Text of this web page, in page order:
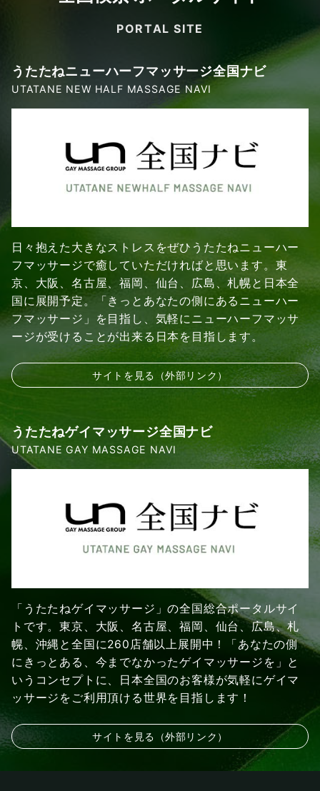
PORTAL SITE
うたたねニューハーフマッサージ全国ナビ
UTATANE NEW HALF MASSAGE NAVI
日々抱えた大きなストレスをぜひうたたねニューハー
フマッサージで癒していただければと思います。東
京、大阪、名古屋、福岡、仙台、広島、札幌と日本全
国に展開予定。「きっとあなたの側にあるニューハー
フマッサージ」を目指し、気軽にニューハーフマッサ
ージが受けることが出来る日本を目指します。
サイトを見る（外部リンク）
うたたねゲイマッサージ全国ナビ
UTATANE GAY MASSAGE NAVI
「うたたねゲイマッサージ」の全国総合ポータルサイ
トです。東京、大阪、名古屋、福岡、仙台、広島、札
幌、沖縄と全国に260店舗以上展開中！「あなたの側
にきっとある、今までなかったゲイマッサージを」と
いうコンセプトに、日本全国のお客様が気軽にゲイマ
ッサージをご利用頂ける世界を目指します！
サイトを見る（外部リンク）